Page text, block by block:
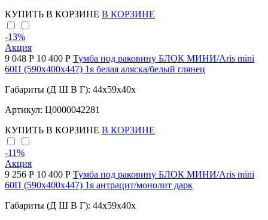
КУПИТЬ В КОРЗИНЕ В КОРЗИНЕ
-13%
Акция
9 048 Р 10 400 Р Тумба под раковину БЛОК МИНИ/Aris mini
60П (590х400х447) 1я белая аляска/белый глянец
Габариты (Д Ш В Г): 44x59x40x
Артикул: Ц0000042281
КУПИТЬ В КОРЗИНЕ В КОРЗИНЕ
-11%
Акция
9 256 Р 10 400 Р Тумба под раковину БЛОК МИНИ/Aris mini
60П (590х400х447) 1я антрацит/монолит дарк
Габариты (Д Ш В Г): 44x59x40x